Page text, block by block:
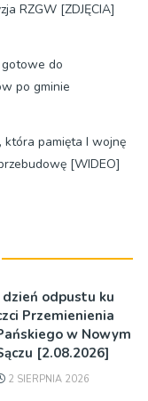
RZGW [ZDJĘCIA]
do
po gminie
która pamięta I wojnę
[WIDEO]
dzień odpustu ku
Przemienienia
w Nowym
[2.08.2026]
2 SIERPNIA 2026